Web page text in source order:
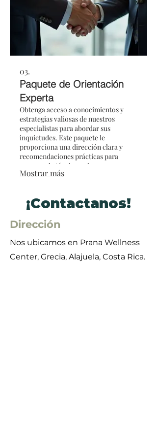
03.
Paquete de Orientación
Experta
Obtenga acceso a conocimientos y
estrategias valiosas de nuestros
especialistas para abordar sus
inquietudes. Este paquete le
proporciona una dirección clara y
recomendaciones prácticas para
superar obstáculos y alcanzar sus
aspiraciones.
Mostrar más
¡Contactanos!
Dirección
Nos ubicamos en Prana Wellness
Center, Grecia, Alajuela, Costa Rica.